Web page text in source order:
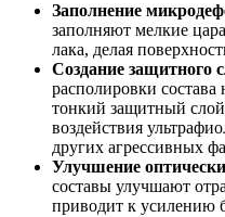
Заполнение
заполняют мелкие
лака, делая
Создание защитного
располировки состава
тонкий защитный
воздействия
других агрессивных
Улучшение
составы улучшают
приводит к усилению